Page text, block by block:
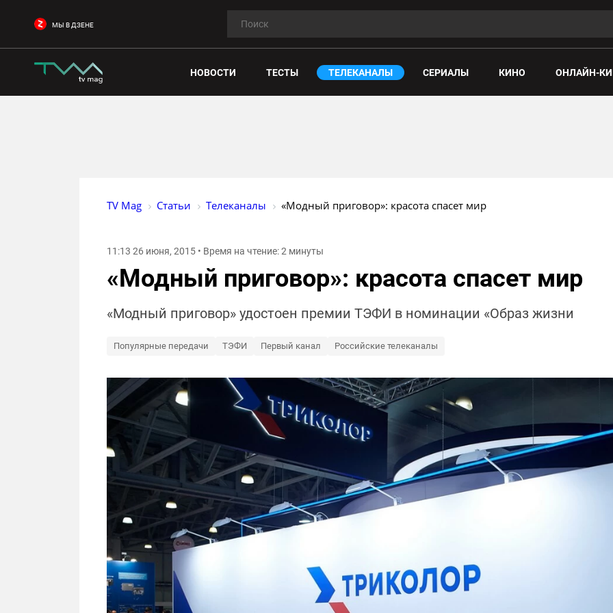
МЫ В ДЗЕНЕ
НОВОСТИ ТЕСТЫ ТЕЛЕКАНАЛЫ СЕРИАЛЫ КИНО ОНЛАЙН-
TV Mag Статьи Телеканалы «Модный приговор»: красота спасет мир
11:13 26 июня, 2015 • Время на чтение: 2 минуты
«Модный приговор»: красота спасет мир
«Модный приговор» удостоен премии ТЭФИ в номинации «Образ жизни
Популярные передачи ТЭФИ Первый канал Российские телеканалы